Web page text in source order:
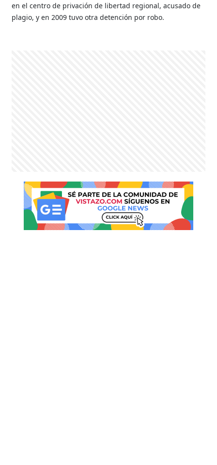
en el centro de privación de libertad regional, acusado de
plagio, y en 2009 tuvo otra detención por robo.